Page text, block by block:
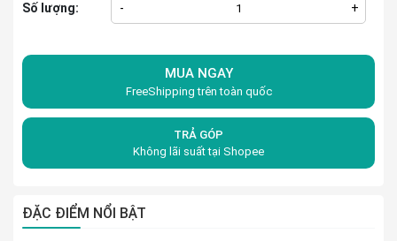
Số lượng: - +
MUA NGAY
FreeShipping trên toàn quốc
TRẢ GÓP
Không lãi suất tại Shopee
ĐẶC ĐIỂM NỔI BẬT